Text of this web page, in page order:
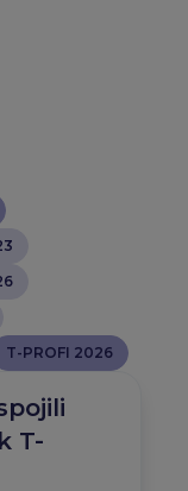
T-PROFI 2026
T-